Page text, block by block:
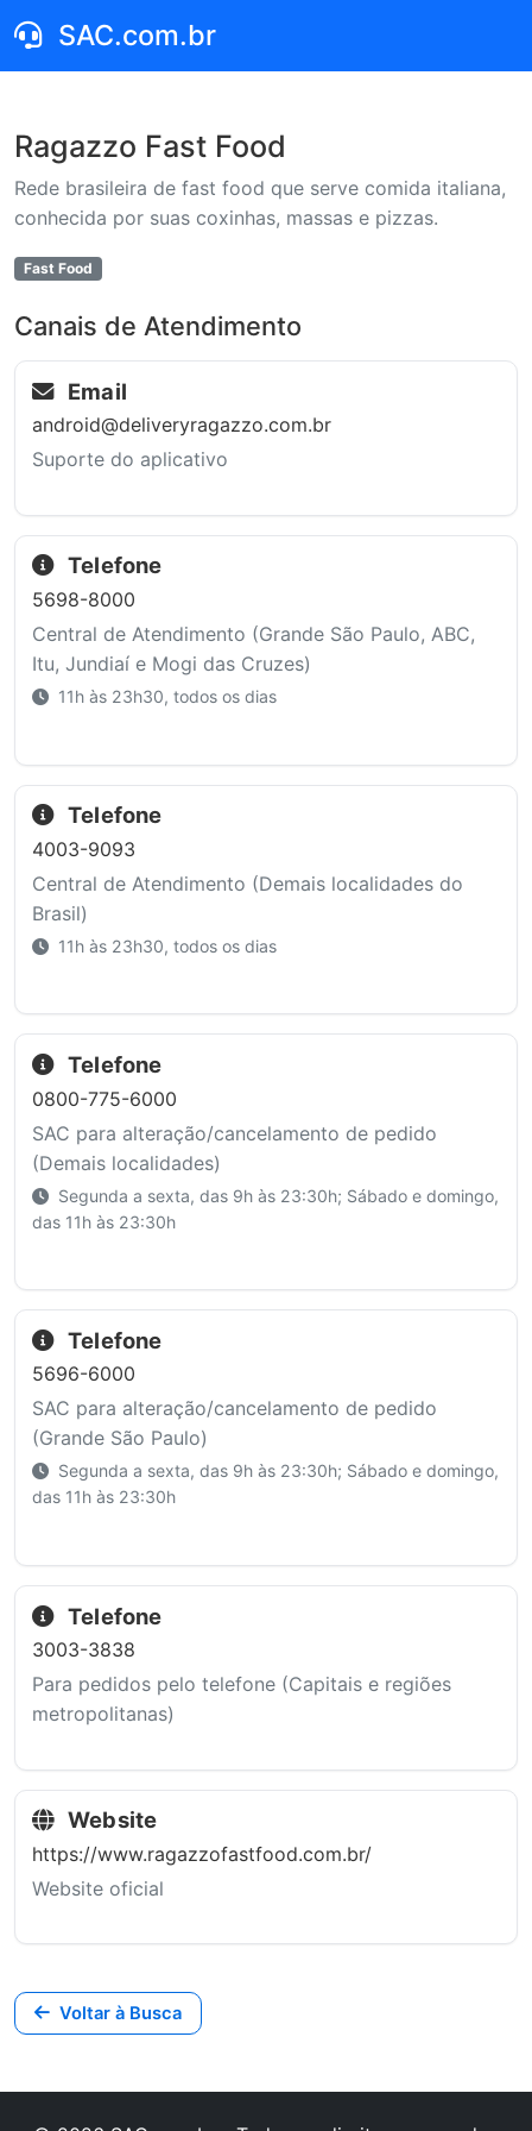
SAC.com.br
Ragazzo Fast Food
Rede brasileira de fast food que serve comida italiana,
conhecida por suas coxinhas, massas e pizzas.
Fast Food
Canais de Atendimento
Email
android@deliveryragazzo.com.br
Suporte do aplicativo
Telefone
5698-8000
Central de Atendimento (Grande São Paulo, ABC,
Itu, Jundiaí e Mogi das Cruzes)
11h às 23h30, todos os dias
Telefone
4003-9093
Central de Atendimento (Demais localidades do
Brasil)
11h às 23h30, todos os dias
Telefone
0800-775-6000
SAC para alteração/cancelamento de pedido
(Demais localidades)
Segunda a sexta, das 9h às 23:30h; Sábado e domingo,
das 11h às 23:30h
Telefone
5696-6000
SAC para alteração/cancelamento de pedido
(Grande São Paulo)
Segunda a sexta, das 9h às 23:30h; Sábado e domingo,
das 11h às 23:30h
Telefone
3003-3838
Para pedidos pelo telefone (Capitais e regiões
metropolitanas)
Website
https://www.ragazzofastfood.com.br/
Website oficial
Voltar à Busca